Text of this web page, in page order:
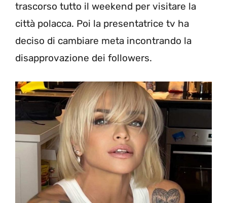
trascorso tutto il weekend per visitare la
città polacca. Poi la presentatrice tv ha
deciso di cambiare meta incontrando la
disapprovazione dei followers.